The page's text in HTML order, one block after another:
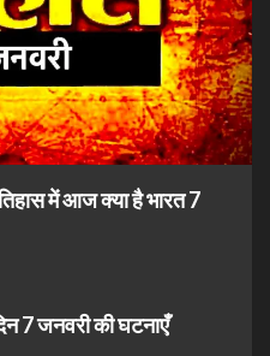
में आज क्या है भारत 7
7 जनवरी की घटनाएँ